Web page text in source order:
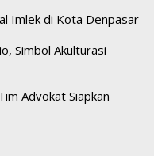
Imlek di Kota Denpasar
Simbol Akulturasi
Advokat Siapkan